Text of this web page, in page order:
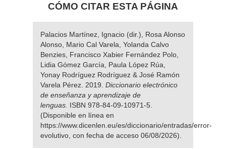
CÓMO CITAR ESTA PÁGINA
Palacios Martínez, Ignacio (dir.), Rosa Alonso
Alonso, Mario Cal Varela, Yolanda Calvo
Benzies, Francisco Xabier Fernández Polo,
Lidia Gómez García, Paula López Rúa,
Yonay Rodríguez Rodríguez & José Ramón
Varela Pérez. 2019. Diccionario electrónico
de enseñanza y aprendizaje de
lenguas. ISBN 978-84-09-10971-5.
(Disponible en línea en
https://www.dicenlen.eu/es/diccionario/entradas/error-
evolutivo, con fecha de acceso 06/08/2026).